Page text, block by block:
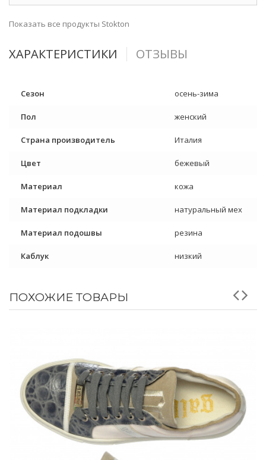
Показать все продукты Stokton
ХАРАКТЕРИСТИКИ ОТЗЫВЫ
Сезон осень-зима
Пол женский
Страна производитель Италия
Цвет бежевый
Материал кожа
Материал подкладки натуральный мех
Материал подошвы резина
Каблук низкий
ПОХОЖИЕ ТОВАРЫ